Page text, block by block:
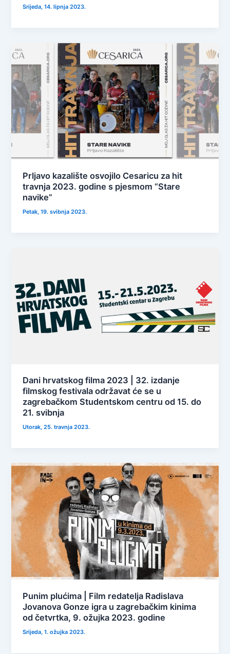
Srijeda, 14. lipnja 2023.
Prljavo kazalište osvojilo Cesaricu za hit
travnja 2023. godine s pjesmom “Stare
navike”
Petak, 19. svibnja 2023.
Dani hrvatskog filma 2023 | 32. izdanje
filmskog festivala održavat će se u
zagrebačkom Studentskom centru od 15. do
21. svibnja
Utorak, 25. travnja 2023.
Punim plućima | Film redatelja Radislava
Jovanova Gonze igra u zagrebačkim kinima
od četvrtka, 9. ožujka 2023. godine
Srijeda, 1. ožujka 2023.